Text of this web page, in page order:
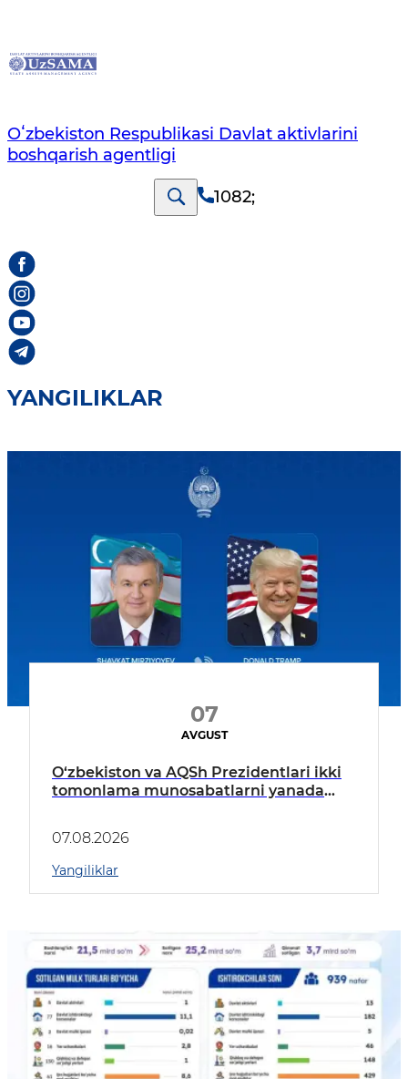
Oʻzbekiston Respublikasi Davlat aktivlarini
boshqarish agentligi
1082;
YANGILIKLAR
07
AVGUST
O‘zbekiston va AQSh Prezidentlari ikki
tomonlama munosabatlarni yanada
07.08.2026
Yangiliklar